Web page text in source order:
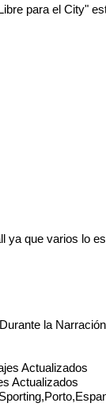
para el City"
ya que varios lo
la Narración
Actualizados
Actualizados